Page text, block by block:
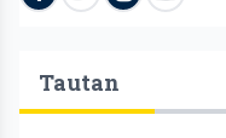
Tautan